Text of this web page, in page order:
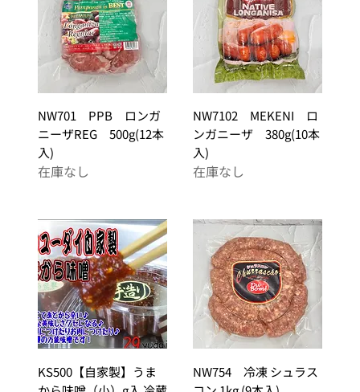
0
NW701 PPB ロンガ
ニーザREG 500g(12本
入)
在庫なし
NW7102 MEKENI ロ
ンガニーザ 380g(10本
入)
在庫なし
KS500【自家製】うま
NW754 冷凍 シュラス